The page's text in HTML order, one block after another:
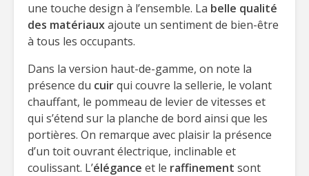
une touche design à l’ensemble. La belle qualité
des matériauxajoute un sentiment de bien-être
à tous les occupants.
Dans la version haut-de-gamme, on note la
présence du cuirqui couvre la sellerie, le volant
chauffant, le pommeau de levier de vitesses et
qui s’étend sur la planche de bord ainsi que les
portières. On remarque avec plaisir la présence
d’un toit ouvrant électrique, inclinable et
coulissant. L’élégance et le raffinement sont